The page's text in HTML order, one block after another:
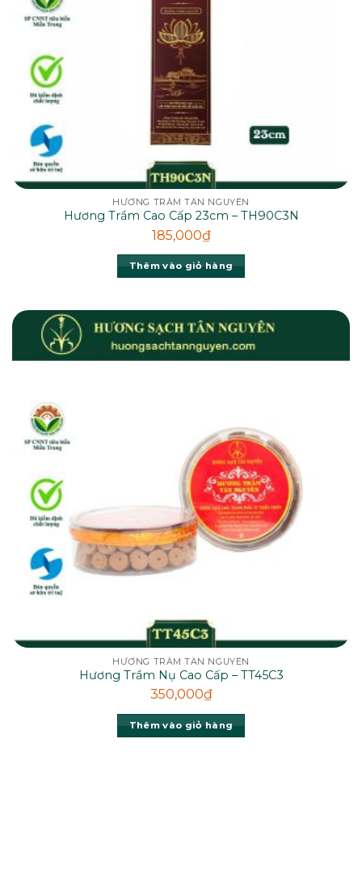
HƯƠNG TRẦM TÂN NGUYÊN
Hương Trầm Cao Cấp 23cm – TH90C3N
185,000₫
Thêm vào giỏ hàng
HƯƠNG TRẦM TÂN NGUYÊN
Hương Trầm Nụ Cao Cấp – TT45C3
350,000₫
Thêm vào giỏ hàng